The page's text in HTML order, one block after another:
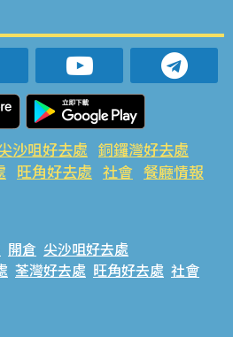
沙咀好去處 銅鑼灣好去處
旺角好去處 社會 餐廳情報
開倉 尖沙咀好去處
荃灣好去處 旺角好去處 社會